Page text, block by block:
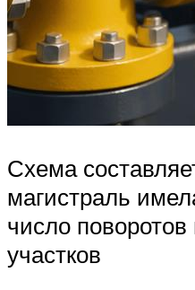
Схема
магистраль
число
участков